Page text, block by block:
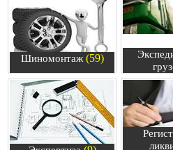
Шиномонтаж(59)